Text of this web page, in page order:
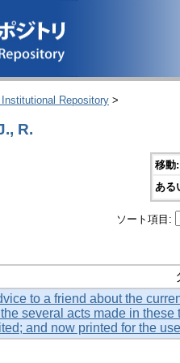
Repository >
R.
移動:
ある
ソート項目:
to a friend about the
several acts made in
and now printed for the